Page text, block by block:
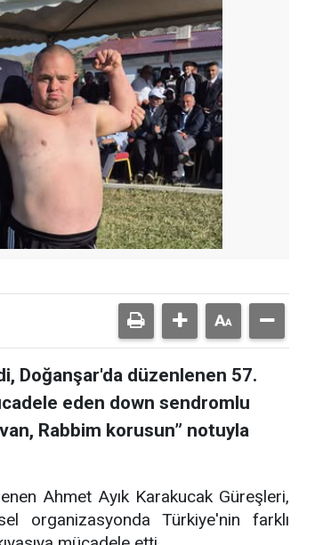
Doğanşar'da düzenlenen 57.
eden down sendromlu
Rabbim korusun” notuyla
Ahmet Ayık Karakucak Güreşleri,
organizasyonda Türkiye'nin farklı